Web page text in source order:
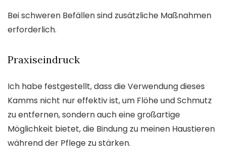
Bei schweren Befällen sind zusätzliche Maßnahmen
erforderlich.
Praxiseindruck
Ich habe festgestellt, dass die Verwendung dieses
Kamms nicht nur effektiv ist, um Flöhe und Schmutz
zu entfernen, sondern auch eine großartige
Möglichkeit bietet, die Bindung zu meinen Haustieren
während der Pflege zu stärken.